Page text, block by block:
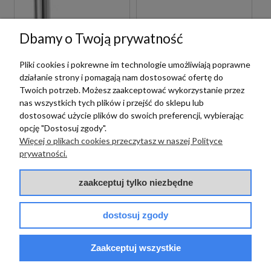
PAFFONI JO JO031CR
CHROMOWANA
BATERIA WANNOWA
WOLNOSTOJĄCA
5 999,00 zł szt.
Paffoni
PAFFONI JO
CHROMOWANY
PRYSZNICOWY
1 665,00 zł
Dbamy o Twoją prywatność
Pliki cookies i pokrewne im technologie umożliwiają poprawne
działanie strony i pomagają nam dostosować ofertę do
Twoich potrzeb. Możesz zaakceptować wykorzystanie przez
nas wszystkich tych plików i przejść do sklepu lub
dostosować użycie plików do swoich preferencji, wybierając
opcję "Dostosuj zgody".
Więcej o plikach cookies przeczytasz w naszej Polityce
prywatności.
zaakceptuj tylko niezbędne
dostosuj zgody
Zaakceptuj wszystkie